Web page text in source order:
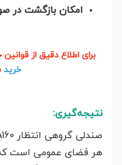
امکان بازگشت در
برای اطلاع دقیق از
خرید
نتیجه‌گیری:
هر فضای عمومی است که